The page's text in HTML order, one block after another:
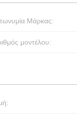
Μάρκας:
μοντέλου: